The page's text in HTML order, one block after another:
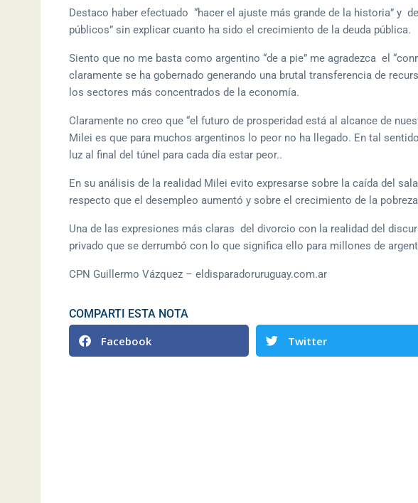
Destaco haber efectuado “hacer el ajuste más grande de la historia” y
públicos” sin explicar cuanto ha sido el crecimiento de la deuda pública.
Siento que no me basta como argentino “de a pie” me agradezca el
claramente se ha gobernado generando una brutal transferencia de
los sectores más concentrados de la economía.
Claramente no creo que “el futuro de prosperidad está al alcance de
Milei es que para muchos argentinos lo peor no ha llegado. En tal
luz al final del túnel para cada día estar peor..
En su análisis de la realidad Milei evito expresarse sobre la caída del
respecto que el desempleo aumentó y sobre el crecimiento de la
Una de las expresiones más claras del divorcio con la realidad del
privado que se derrumbó con lo que significa ello para millones de
CPN Guillermo Vázquez – eldisparadoruruguay.com.ar
COMPARTI ESTA NOTA
Facebook Twitter